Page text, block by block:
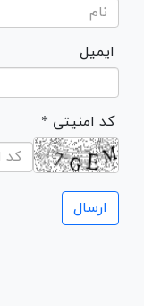
ایمیل
* کد امنیتی